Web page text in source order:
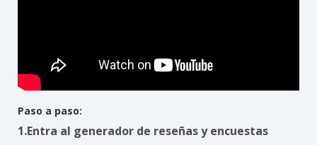
Paso a paso:
1.Entra al generador de reseñas y encuestas